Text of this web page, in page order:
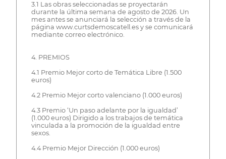
3.1 Las obras seleccionadas se proyectarán
durante la última semana de agosto de 2026. Un
mes antes se anunciará la selección a través de la
página www.curtsdemoscatell.es y se comunicará
mediante correo electrónico.
4. PREMIOS
4.1 Premio Mejor corto de Temática Libre (1.500
euros)
4.2 Premio Mejor corto valenciano (1.000 euros)
4.3 Premio ‘Un paso adelante por la igualdad’
(1.000 euros) Dirigido a los trabajos de temática
vinculada a la promoción de la igualdad entre
sexos.
4.4 Premio Mejor Dirección (1.000 euros)